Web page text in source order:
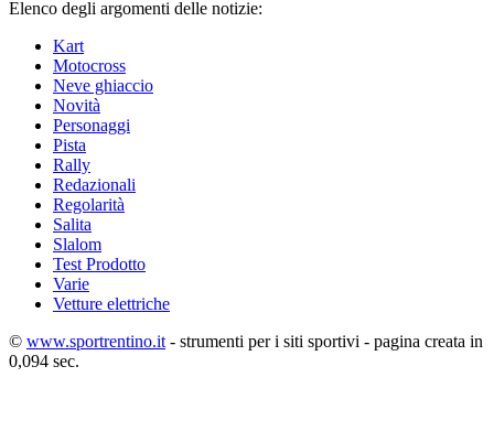
Elenco degli argomenti delle notizie:
Kart
Motocross
Neve ghiaccio
Novità
Personaggi
Pista
Rally
Redazionali
Regolarità
Salita
Slalom
Test Prodotto
Varie
Vetture elettriche
© www.sportrentino.it - strumenti per i siti sportivi - pagina creata in
0,094 sec.